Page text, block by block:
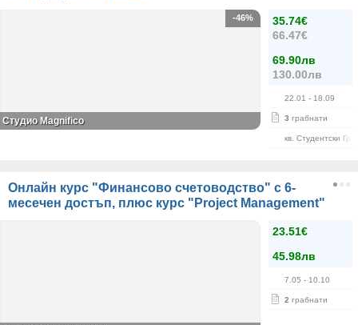
35.74€
66.47€
69.90лв
130.00лв
22.01 - 18.09
3 грабнати
кв. Студентски
-46%
Студио Magnifico
Онлайн курс "Финансово счетоводство" с 6-
месечен достъп, плюс курс "Project Management"
23.51€
45.98лв
7.05 - 10.10
2 грабнати